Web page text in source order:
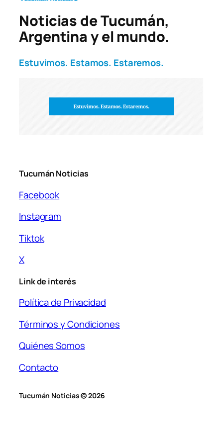
Noticias de Tucumán,
Argentina y el mundo.
Estuvimos. Estamos. Estaremos.
Tucumán Noticias
Facebook
Instagram
Tiktok
X
Link de interés
Política de Privacidad
Términos y Condiciones
Quiénes Somos
Contacto
Tucumán Noticias © 2026